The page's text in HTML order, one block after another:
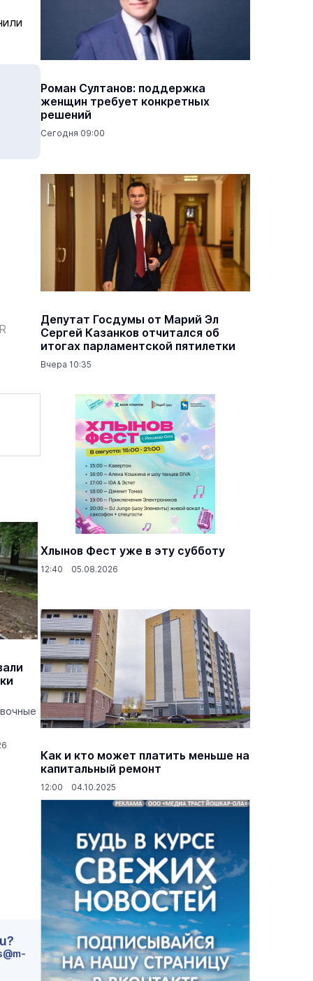
Роман Султанов: поддержка
женщин требует конкретных
решений
Сегодня 09:00
Депутат Госдумы от Марий Эл
Сергей Казанков отчитался об
итогах парламентской пятилетки
Вчера 10:35
Хлынов Фест уже в эту субботу
12:40 05.08.2026
Как и кто может платить меньше на
капитальный ремонт
12:00 04.10.2025